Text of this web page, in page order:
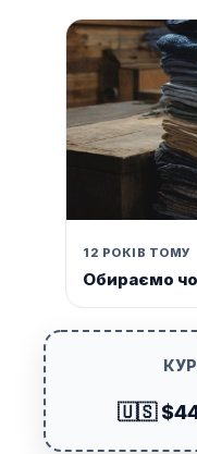
12 РОКІВ ТОМУ
Обираємо
🇺🇸